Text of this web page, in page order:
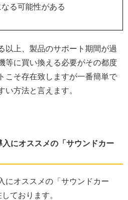
る可能性がある
以上、製品のサポート期間が過
等に買い換える必要がその都度
こそ存在致しますが一番簡単で
い方法と言えます。
入にオススメの「サウンドカー
にオススメの「サウンドカー
ております。